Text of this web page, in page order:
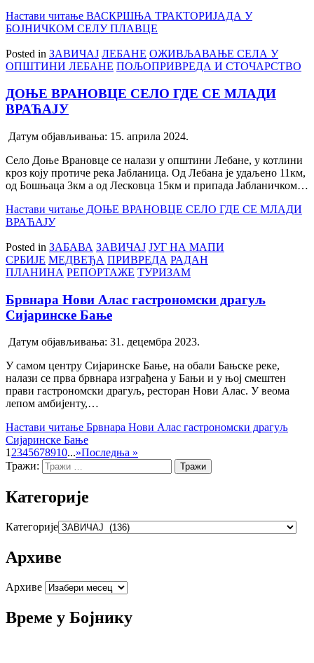
Настави читање ВАСКРШЊА ТРАКТОРИЈАДА У
БОЈНИЧКОМ СЕЛУ ПЛАВЦЕ
Posted in ЗАВИЧАЈ ЛЕБАНЕ ОЖИВЉАВАЊЕ СЕЛА У
ОПШТИНИ ЛЕБАНЕ ПОЉОПРИВРЕДА И СТОЧАРСТВО
ДОЊЕ ВРАНОВЦЕ СЕЛО ГДЕ СЕ МЛАДИ
ВРАЋАЈУ
Датум објављивања: 15. априла 2024.
Село Доње Врановце се налази у општини Лебане, у котлини
кроз коју протиче река Јабланица. Од Лебана је удаљено 11км,
од Бошњаца 3км а од Лесковца 15км и припада Јабланичком…
Настави читање ДОЊЕ ВРАНОВЦЕ СЕЛО ГДЕ СЕ МЛАДИ
ВРАЋАЈУ
Posted in ЗАБАВА ЗАВИЧАЈ ЈУГ НА МАПИ
СРБИЈЕ МЕДВЕЂА ПРИВРЕДА РАДАН
ПЛАНИНА РЕПОРТАЖЕ ТУРИЗАМ
Брвнара Нови Алас гастрономски драгуљ
Сијаринске Бање
Датум објављивања: 31. децембра 2023.
У самом центру Сијаринске Бање, на обали Бањске реке,
налази се прва брвнара изграђена у Бањи и у њој смештен
прави гастрономски драгуљ, ресторан Нови Алас. У веома
лепом амбијенту,…
Настави читање Брвнара Нови Алас гастрономски драгуљ
Сијаринске Бање
1 2345678910...»Последња »
Тражи:
Категорије
Категорије
Архиве
Архиве
Време у Бојнику